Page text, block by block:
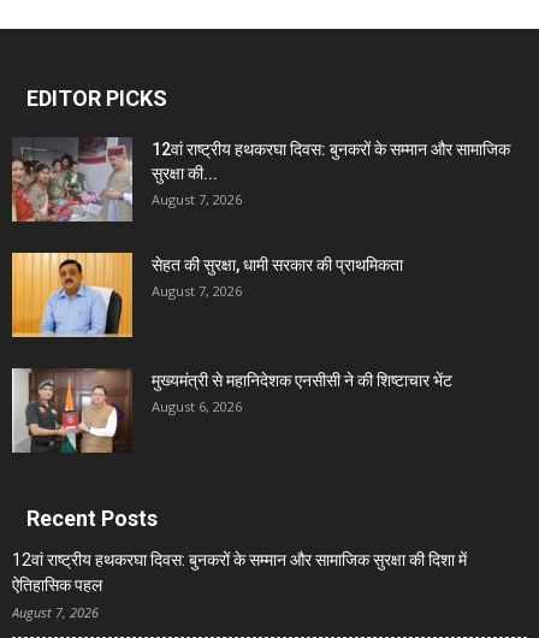
EDITOR PICKS
12वां राष्ट्रीय हथकरघा दिवस: बुनकरों के सम्मान और सामाजिक
सुरक्षा की...
August 7, 2026
सेहत की सुरक्षा, धामी सरकार की प्राथमिकता
August 7, 2026
मुख्यमंत्री से महानिदेशक एनसीसी ने की शिष्टाचार भेंट
August 6, 2026
Recent Posts
12वां राष्ट्रीय हथकरघा दिवस: बुनकरों के सम्मान और सामाजिक सुरक्षा की दिशा में
ऐतिहासिक पहल
August 7, 2026